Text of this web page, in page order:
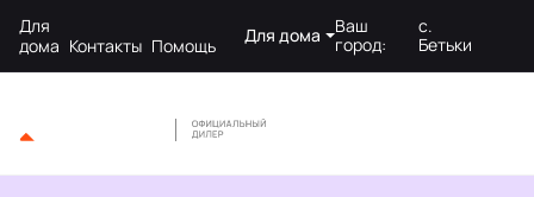
Для
дома Контакты Помощь Для дома
Ваш
город:
с.
Бетьки